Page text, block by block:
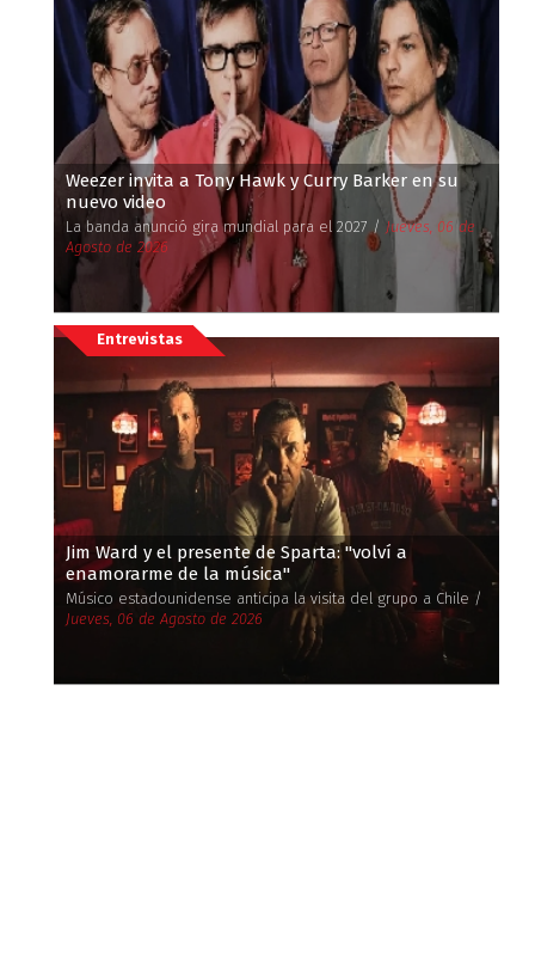
Weezer invita a Tony Hawk y Curry Barker en su
nuevo video
La banda anunció gira mundial para el 2027 / Jueves, 06 de
Agosto de 2026
Entrevistas
Jim Ward y el presente de Sparta: ''volví a
enamorarme de la música''
Músico estadounidense anticipa la visita del grupo a Chile /
Jueves, 06 de Agosto de 2026